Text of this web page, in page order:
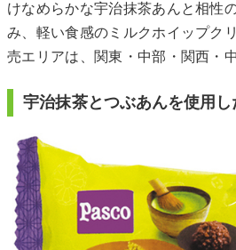
けなめらかな宇治抹茶あんと相性
み、軽い食感のミルクホイップク
売エリアは、関東・中部・関西・
宇治抹茶とつぶあんを使用し